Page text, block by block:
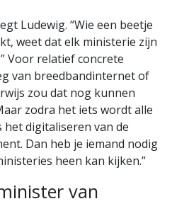
Ludewig. “Wie een beetje
weet dat elk ministerie zijn
Voor relatief concrete
van breedbandinternet of
zou dat nog kunnen
zodra het iets wordt alle
digitaliseren van de
Dan heb je iemand nodig
heen kan kijken.”
van